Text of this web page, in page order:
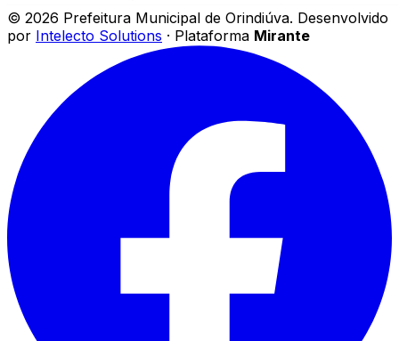
© 2026 Prefeitura Municipal de Orindiúva. Desenvolvido
por Intelecto Solutions · Plataforma Mirante